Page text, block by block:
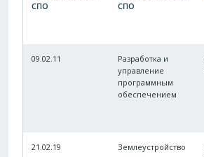
СПО
СПО
09.02.11
Разработка и
управление
программным
обеспечением
21.02.19 Землеустройство